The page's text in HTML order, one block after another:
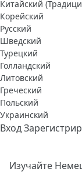
Китайский
Корейский
Русский
Шведский
Турецкий
Голландский
Литовский
Греческий
Польский
Украинский
Вход
Изучайте